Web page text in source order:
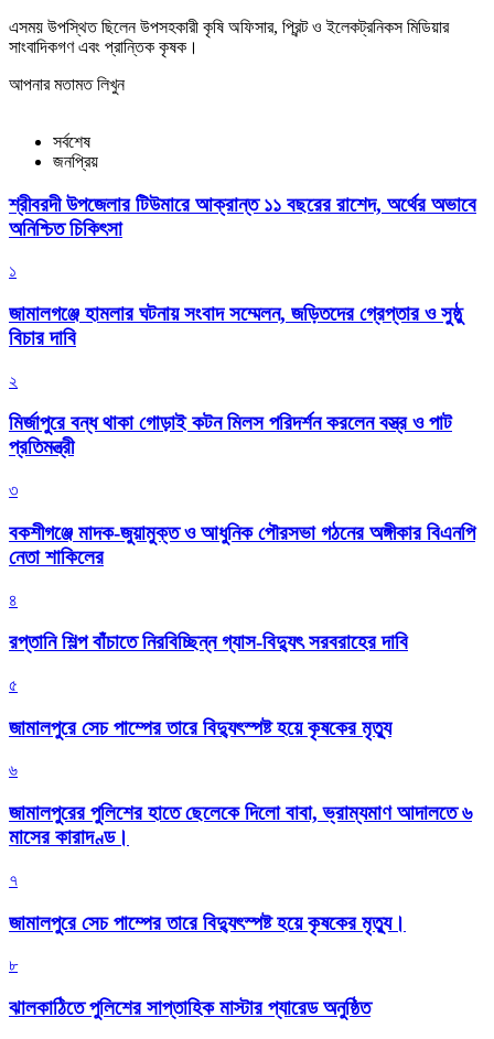
এসময় উপস্থিত ছিলেন উপসহকারী কৃষি অফিসার, প্রিন্ট ও ইলেকট্রনিকস মিডিয়ার
সাংবাদিকগণ এবং প্রান্তিক কৃষক।
আপনার মতামত লিখুন
সর্বশেষ
জনপ্রিয়
শ্রীবরদী উপজেলার টিউমারে আক্রান্ত ১১ বছরের রাশেদ, অর্থের অভাবে
অনিশ্চিত চিকিৎসা
১
জামালগঞ্জে হামলার ঘটনায় সংবাদ সম্মেলন, জড়িতদের গ্রেপ্তার ও সুষ্ঠু
বিচার দাবি
২
মির্জাপুরে বন্ধ থাকা গোড়াই কটন মিলস পরিদর্শন করলেন বস্ত্র ও পাট
প্রতিমন্ত্রী
৩
বকশীগঞ্জে মাদক-জুয়ামুক্ত ও আধুনিক পৌরসভা গঠনের অঙ্গীকার বিএনপি
নেতা শাকিলের
৪
রপ্তানি শিল্প বাঁচাতে নিরবিচ্ছিন্ন গ্যাস-বিদ্যুৎ সরবরাহের দাবি
৫
জামালপুরে সেচ পাম্পের তারে বিদ্যুৎস্পষ্ট হয়ে কৃষকের মৃত্যু
৬
জামালপুরের পুলিশের হাতে ছেলেকে দিলো বাবা, ভ্রাম্যমাণ আদালতে ৬
মাসের কারাদণ্ড।
৭
জামালপুরে সেচ পাম্পের তারে বিদ্যুৎস্পষ্ট হয়ে কৃষকের মৃত্যু।
৮
‎ঝালকাঠিতে পুলিশের সাপ্তাহিক মাস্টার প্যারেড অনুষ্ঠিত